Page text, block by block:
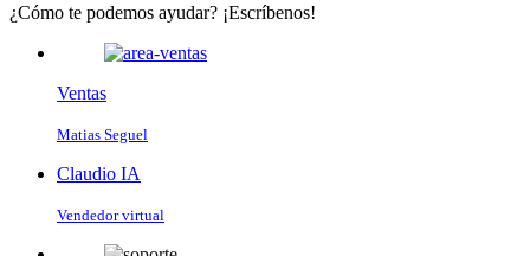
¿Cómo te podemos ayudar? ¡Escríbenos!
Ventas
Matias Seguel
Claudio IA
Vendedor virtual